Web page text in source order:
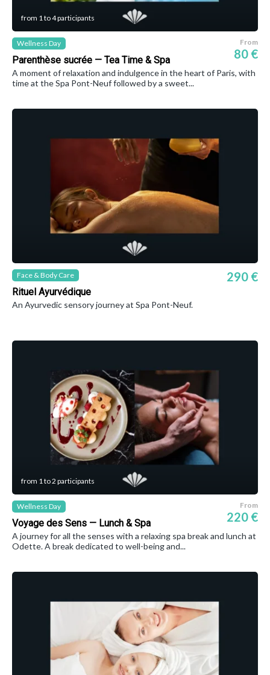
from 1 to 4 participants
Wellness Day
Parenthèse sucrée — Tea Time & Spa
From
80 €
A moment of relaxation and indulgence in the heart of Paris, with
time at the Spa Pont-Neuf followed by a sweet...
Face & Body Care
Rituel Ayurvédique
290 €
An Ayurvedic sensory journey at Spa Pont-Neuf.
from 1 to 2 participants
Wellness Day
Voyage des Sens — Lunch & Spa
From
220 €
A journey for all the senses with a relaxing spa break and lunch at
Odette. A break dedicated to well-being and...